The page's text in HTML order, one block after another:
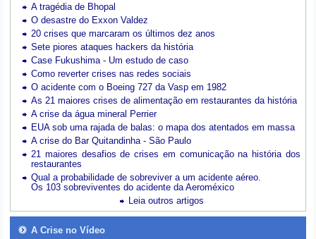
A tragédia de Bhopal
O desastre do Exxon Valdez
20 crises que marcaram os últimos dez anos
Sete piores ataques hackers da história
Case Fukushima - Um estudo de caso
Como reverter crises nas redes sociais
O acidente com o Boeing 727 da Vasp em 1982
As 21 maiores crises de alimentação em restaurantes da história
A crise da água mineral Perrier
EUA sob uma rajada de balas: o mapa dos atentados em massa
A crise do Bar Quitandinha - São Paulo
21 maiores desafios de crises em comunicação na história dos
restaurantes
Qual a probabilidade de sobreviver a um acidente aéreo.
Os 103 sobreviventes do acidente da Aeroméxico
Leia outros artigos
A Crise no Vídeo